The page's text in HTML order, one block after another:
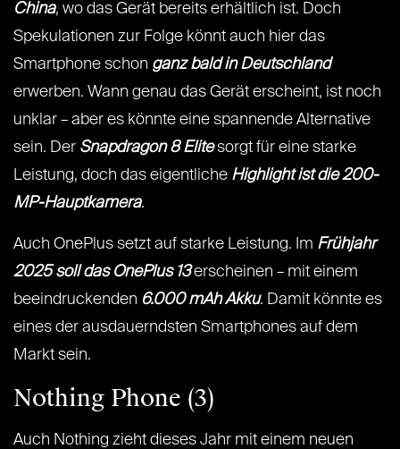
China, wo das Gerät bereits erhältlich ist. Doch
Spekulationen zur Folge könnt auch hier das
Smartphone schon ganz bald in Deutschland
erwerben. Wann genau das Gerät erscheint, ist noch
unklar – aber es könnte eine spannende Alternative
sein. Der Snapdragon 8 Elite sorgt für eine starke
Leistung, doch das eigentliche Highlight ist die 200-
MP-Hauptkamera.
Auch OnePlus setzt auf starke Leistung. Im Frühjahr
2025 soll das OnePlus 13 erscheinen – mit einem
beeindruckenden 6.000 mAh Akku. Damit könnte es
eines der ausdauerndsten Smartphones auf dem
Markt sein.
Nothing Phone (3)
Auch Nothing zieht dieses Jahr mit einem neuen